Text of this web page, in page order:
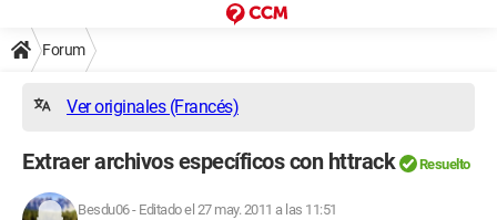
Forum
Ver originales (Francés)
Extraer archivos específicos con httrack Resuelto
Besdu06- Editado el 27 may. 2011 a las 11:51